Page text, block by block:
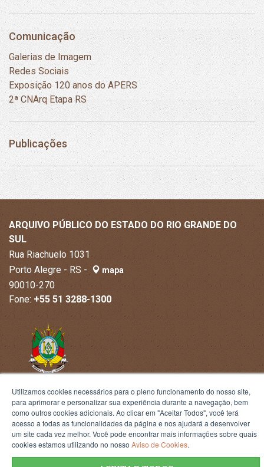
Comunicação
Galerias de Imagem
Redes Sociais
Exposição 120 anos do APERS
2ª CNArq Etapa RS
Publicações
ARQUIVO PÚBLICO DO ESTADO DO RIO GRANDE DO
SUL
Rua Riachuelo 1031
Porto Alegre - RS -
mapa
90010-270
Fone: +55 51 3288-1300
Termos de Uso
Utilizamos cookies necessários para o pleno funcionamento do nosso site,
para aprimorar e personalizar sua experiência durante a navegação, bem
como outros cookies adicionais. Ao clicar em "Aceitar Todos", você terá
acesso a todas as funcionalidades da página e nos ajudará a desenvolver
um site cada vez melhor. Você pode encontrar mais informações sobre quais
cookies estamos utilizando no nosso Aviso de Cookies.